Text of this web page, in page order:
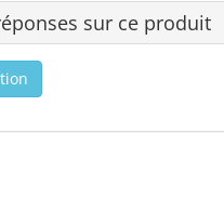
sur ce produit